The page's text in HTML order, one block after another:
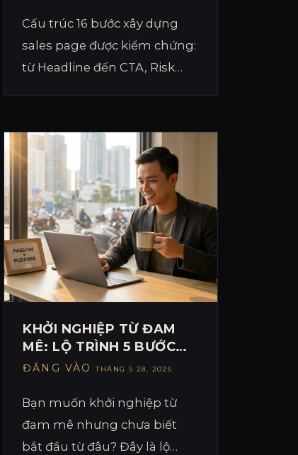
Cấu trúc 16 bước xây dựng
sales page được kiểm chứng:
từ Headline đến CTA, Risk
nào.
KHỞI NGHIỆP TỪ ĐAM
MÊ: LỘ TRÌNH 5 BƯỚC
TỪ Ý TƯỞNG ĐẾN
ĐĂNG VÀOTHÁNG 5 28, 2026
Bạn muốn khởi nghiệp từ
đam mê nhưng chưa biết
bắt đầu từ đâu? Đây là lộ